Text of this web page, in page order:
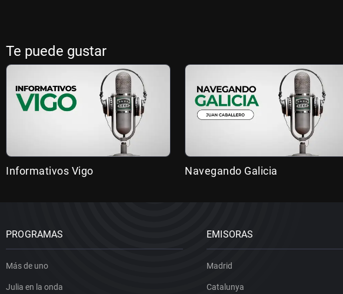
Te puede gustar
Informativos Vigo Navegando Galicia
PROGRAMAS
Más de uno
Julia en la onda
EMISORAS
Madrid
Catalunya